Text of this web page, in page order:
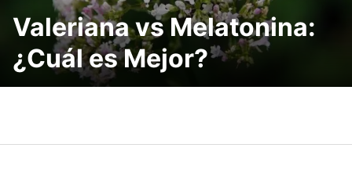
Valeriana vs Melatonina:
¿Cuál es Mejor?